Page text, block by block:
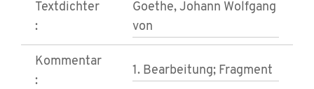
Textdichter
:
Goethe, Johann Wolfgang
von
Kommentar
:
1. Bearbeitung; Fragment